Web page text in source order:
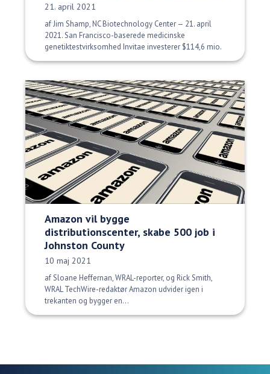
Udgivelsesdato:
21. april 2021
af Jim Shamp, NC Biotechnology Center — 21. april
2021. San Francisco-baserede medicinske
genetiktestvirksomhed Invitae investerer $114,6 mio.
Amazon vil bygge
distributionscenter, skabe 500 job i
Johnston County
Udgivelsesdato:
10 maj 2021
af Sloane Heffernan, WRAL-reporter, og Rick Smith,
WRAL TechWire-redaktør Amazon udvider igen i
trekanten og bygger en...